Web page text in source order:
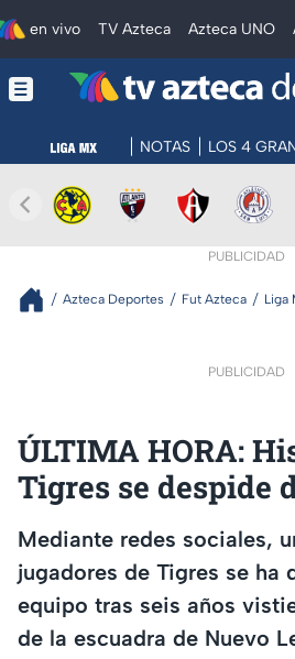
en vivo TV Azteca Azteca UNO
NOTAS LOS 4
PUBLICIDAD
Azteca Deportes Fut Azteca Liga
PUBLICIDAD
ÚLTIMA HORA:
Tigres se despide
Mediante redes sociales,
jugadores de Tigres se ha
equipo tras seis años
de la escuadra de Nuevo